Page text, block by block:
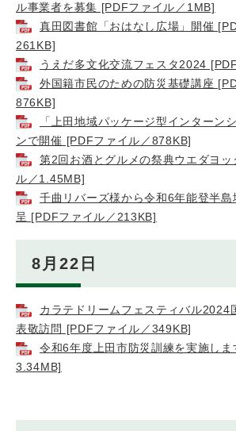
ル事業者を募集 [PDFファイル／1MB]
真田図書館「おはなし広場」開催
261KB]
うえだ多文化交流フェスタ2024
外国籍市民のための防災基礎講座
876KB]
「上田地域パッケージ型インターン
ンで開催 [PDFファイル／878KB]
第2回お酒とグルメの祭典ウエダヨ
ル／1.45MB]
千曲リバーズ様から令和6年能登半
呈 [PDFファイル／213KB]
8月22日
カラテドリームフェスティバル2024
表敬訪問 [PDFファイル／349KB]
令和6年度上田市防災訓練を実施し
3.34MB]